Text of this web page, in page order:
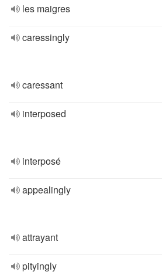
les maigres
caressingly
caressant
interposed
interposé
appealingly
attrayant
pityingly